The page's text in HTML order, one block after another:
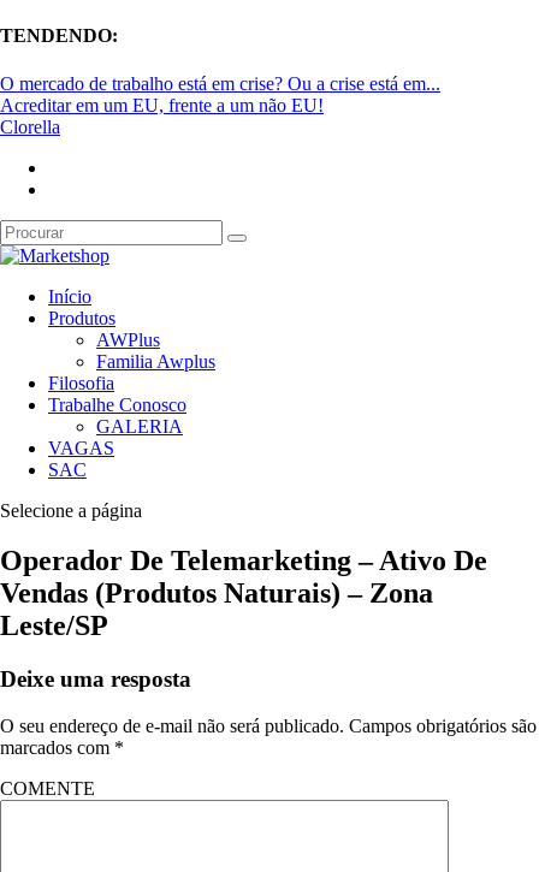
TENDENDO:
O mercado de trabalho está em crise? Ou a crise está em...
Acreditar em um EU, frente a um não EU!
Clorella
Início
Produtos
AWPlus
Familia Awplus
Filosofia
Trabalhe Conosco
GALERIA
VAGAS
SAC
Selecione a página
Operador De Telemarketing – Ativo De
Vendas (Produtos Naturais) – Zona
Leste/SP
Deixe uma resposta
O seu endereço de e-mail não será publicado. Campos obrigatórios são
marcados com *
COMENTE